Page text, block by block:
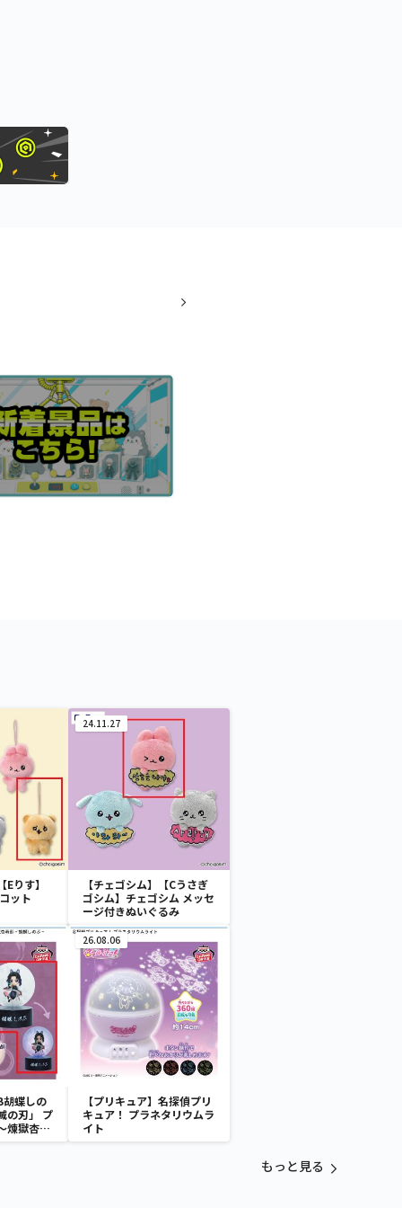
りす】
ット
24.11.27
【チェゴシム】【Cうさぎ
ゴシム】チェゴシム メッセ
ージ付きぬいぐるみ
胡蝶しの
の刃」 プ
煉獄杏寿
26.08.06
【プリキュア】名探偵プリ
キュア！ プラネタリウムラ
イト
もっと見る